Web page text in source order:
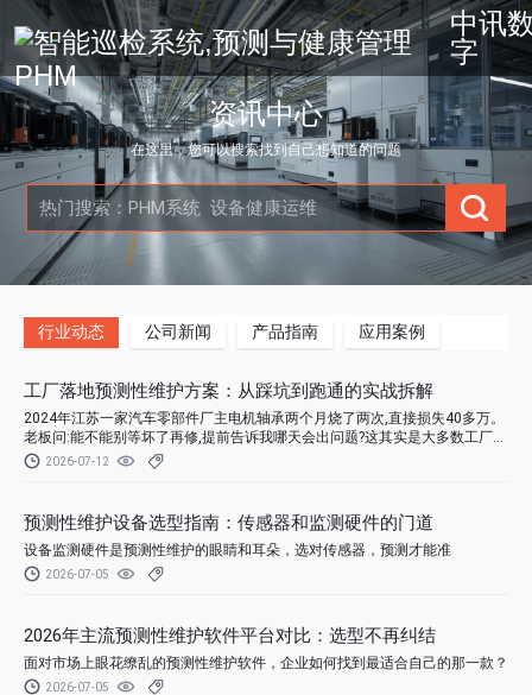
中讯
字
资讯中心
在这里，您可以搜索找到自己想知道的问题
行业动态 公司新闻 产品指南 应用案例
工厂落地预测性维护方案：从踩坑到跑通的实战拆解
2024年江苏一家汽车零部件厂主电机轴承两个月烧了两次,直接损失40多万。
老板问:能不能别等坏了再修,提前告诉我哪天会出问题?这其实是大多数工厂做
预测性维护方案的真正起点。
2026-07-12
预测性维护设备选型指南：传感器和监测硬件的门道
设备监测硬件是预测性维护的眼睛和耳朵，选对传感器，预测才能准
2026-07-05
2026年主流预测性维护软件平台对比：选型不再纠结
面对市场上眼花缭乱的预测性维护软件，企业如何找到最适合自己的那一款？
2026-07-05